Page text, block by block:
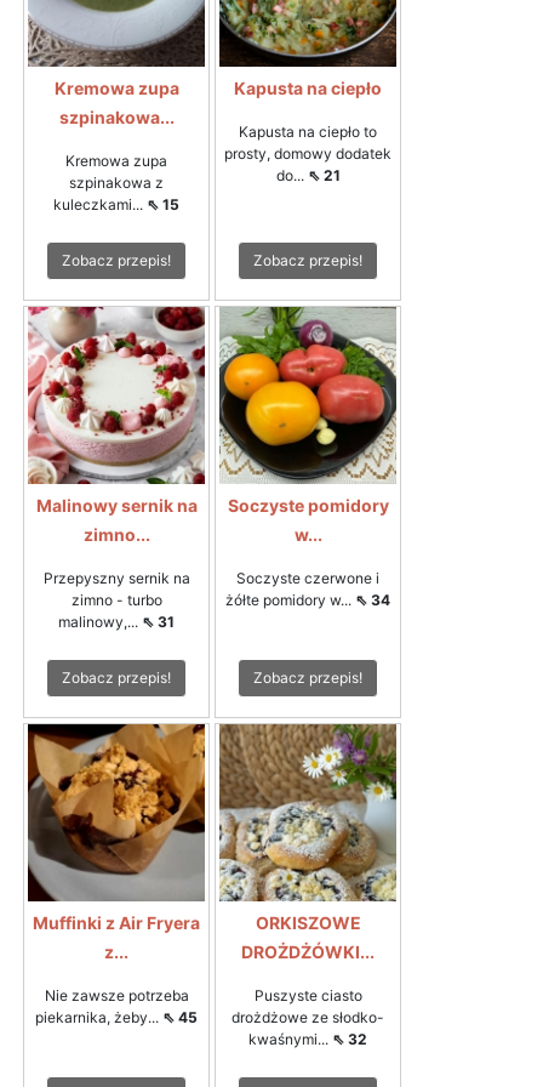
Kremowa zupa
szpinakowa...
Kremowa zupa
szpinakowa z
kuleczkami... ⇖ 15
Zobacz przepis!
Kapusta na ciepło
Kapusta na ciepło to
prosty, domowy dodatek
do... ⇖ 21
Zobacz przepis!
Malinowy sernik na
zimno...
Przepyszny sernik na
zimno - turbo
malinowy,... ⇖ 31
Zobacz przepis!
Soczyste pomidory
w...
Soczyste czerwone i
żółte pomidory w... ⇖ 34
Zobacz przepis!
Muffinki z Air Fryera
z...
Nie zawsze potrzeba
piekarnika, żeby... ⇖ 45
ORKISZOWE
DROŻDŻÓWKI...
Puszyste ciasto
drożdżowe ze słodko-
kwaśnymi... ⇖ 32